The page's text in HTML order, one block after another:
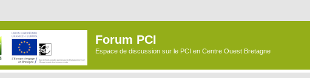
Forum PCI
Espace de discussion sur le PCI en Centre Ouest Bretagne